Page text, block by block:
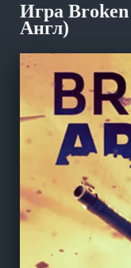
Игра Broken
Англ)